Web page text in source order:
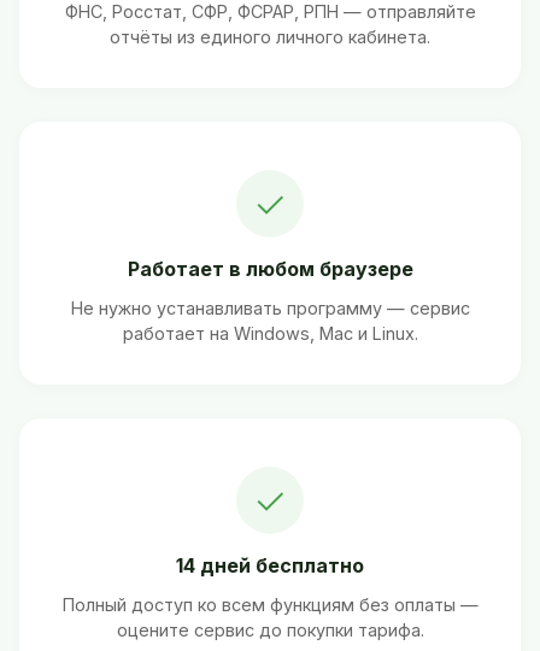
ФНС, Росстат, СФР, ФСРАР, РПН — отправляйте
отчёты из единого личного кабинета.
✓
Работает в любом браузере
Не нужно устанавливать программу — сервис
работает на Windows, Mac и Linux.
✓
14 дней бесплатно
Полный доступ ко всем функциям без оплаты —
оцените сервис до покупки тарифа.